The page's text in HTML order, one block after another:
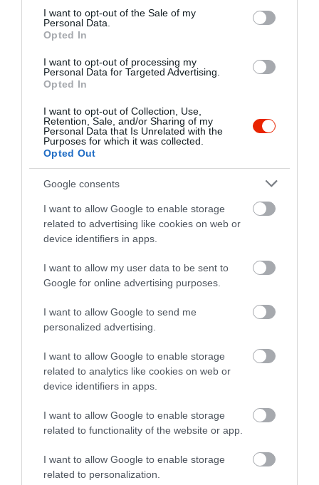
consent section.
I want to opt-out of the Sale of my
Personal Data.
Opted In
I want to opt-out of processing my
Personal Data for Targeted Advertising.
Opted In
I want to opt-out of Collection, Use,
Retention, Sale, and/or Sharing of my
Personal Data that Is Unrelated with the
Purposes for which it was collected.
Opted Out
Google consents
I want to allow Google to enable storage
related to advertising like cookies on web or
device identifiers in apps.
I want to allow my user data to be sent to
Google for online advertising purposes.
I want to allow Google to send me
personalized advertising.
I want to allow Google to enable storage
related to analytics like cookies on web or
device identifiers in apps.
I want to allow Google to enable storage
related to functionality of the website or app.
I want to allow Google to enable storage
related to personalization.
ha már kifizettük, de úgy
megfelelően egy ott dolgozó,
majd utána félre informál.
olyan ember nem kéne
dolgozzon, főleg nem a
és a vendég kérését
értelmezni. Természetesen, ha
tudom, hogy semmilyen
cseréről nem lehet szó, akkor
fogom a gyors pitát és a
Azt már nem is részletezném,
hogy a kapros öntetet, két
szájhúzás között még meg is
ettem volna, de a hús ahogy
hányingert bennem.
Köszönöm szépen, soha
többet!!
Jelentés
Óriás csalódás ért a retro